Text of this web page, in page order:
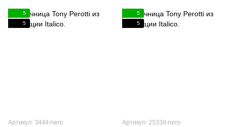
5
5
Артикул: 344it-nero
5
5
Артикул: 2533it-nero